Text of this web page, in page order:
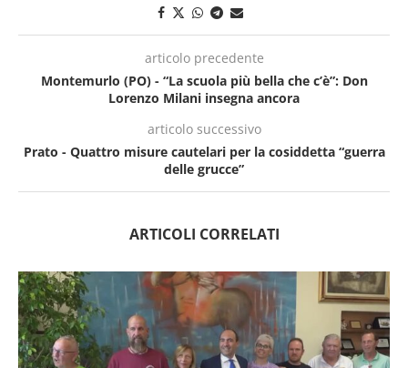
articolo precedente
Montemurlo (PO) - “La scuola più bella che c’è”: Don
Lorenzo Milani insegna ancora
articolo successivo
Prato - Quattro misure cautelari per la cosiddetta “guerra
delle grucce”
ARTICOLI CORRELATI